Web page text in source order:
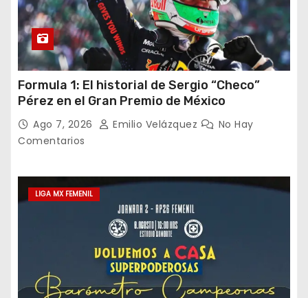
Formula 1: El historial de Sergio “Checo”
Pérez en el Gran Premio de México
Ago 7, 2026 Emilio Velázquez
No Hay
Comentarios
LIGA MX FEMENIL